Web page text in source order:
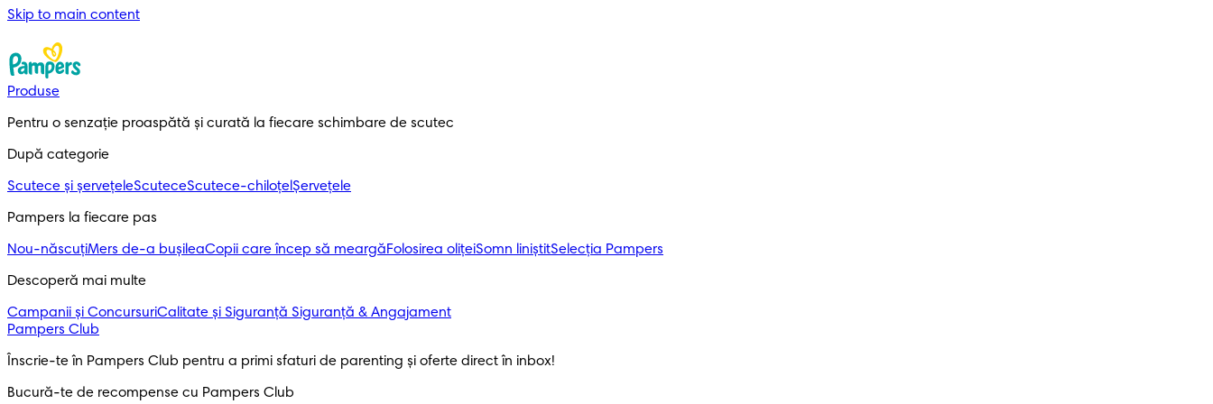
Skip to main content
Produse
Pentru o senzație proaspătă și curată la fiecare schimbare de scutec
După categorie
Scutece și șervețeleScuteceScutece-chiloțelȘervețele
Pampers la fiecare pas
Nou-născuțiMers de-a bușileaCopii care încep să meargăFolosirea olițeiSomn liniștitSelecția Pampers
Descoperă mai multe
Campanii și ConcursuriCalitate și Siguranță Siguranță & Angajament
Pampers Club
Înscrie-te în Pampers Club pentru a primi sfaturi de parenting și oferte direct în inbox!
Bucură-te de recompense cu Pampers Club